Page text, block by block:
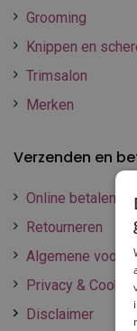
Grooming
Knippen en
Trimsalon
Merken
Verzenden en
Online betalen
Retourneren
Algemene
Privacy &
Disclaimer